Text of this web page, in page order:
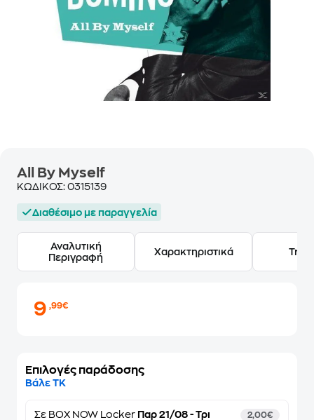
All By Myself
ΚΩΔΙΚΟΣ: 0315139
Διαθέσιμο με παραγγελία
Αναλυτική
Περιγραφή
Χαρακτηριστικά
9,99€
Επιλογές παράδοσης
Βάλε ΤΚ
Σε BOX NOW Locker Παρ 21/08 - Τρι
2,00€